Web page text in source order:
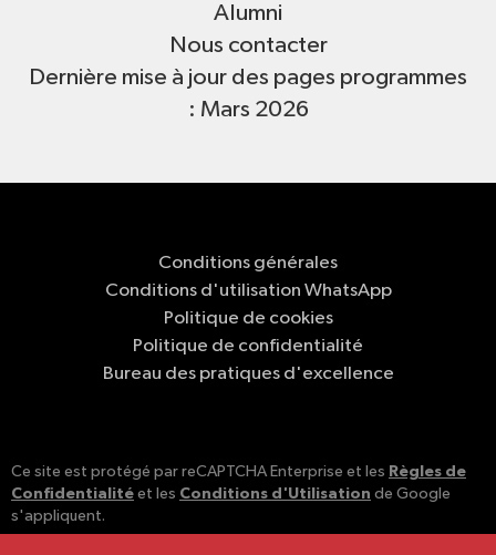
Alumni
Nous contacter
Dernière mise à jour des pages programmes
: Mars 2026
Conditions générales
Conditions d'utilisation WhatsApp
Politique de cookies
Politique de confidentialité
Bureau des pratiques d'excellence
Ce site est protégé par reCAPTCHA Enterprise et les Règles de
Confidentialité et les Conditions d'Utilisation de Google
s'appliquent.